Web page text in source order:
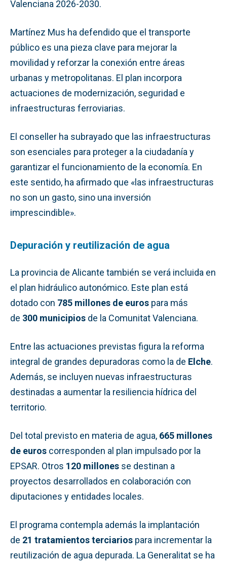
Valenciana 2026-2030.
Martínez Mus ha defendido que el transporte
público es una pieza clave para mejorar la
movilidad y reforzar la conexión entre áreas
urbanas y metropolitanas. El plan incorpora
actuaciones de modernización, seguridad e
infraestructuras ferroviarias.
El conseller ha subrayado que las infraestructuras
son esenciales para proteger a la ciudadanía y
garantizar el funcionamiento de la economía. En
este sentido, ha afirmado que «las infraestructuras
no son un gasto, sino una inversión
imprescindible».
Depuración y reutilización de agua
La provincia de Alicante también se verá incluida en
el plan hidráulico autonómico. Este plan está
dotado con 785 millones de euros para más
de 300 municipios de la Comunitat Valenciana.
Entre las actuaciones previstas figura la reforma
integral de grandes depuradoras como la de Elche.
Además, se incluyen nuevas infraestructuras
destinadas a aumentar la resiliencia hídrica del
territorio.
Del total previsto en materia de agua, 665 millones
de euros corresponden al plan impulsado por la
EPSAR. Otros 120 millones se destinan a
proyectos desarrollados en colaboración con
diputaciones y entidades locales.
El programa contempla además la implantación
de 21 tratamientos terciarios para incrementar la
reutilización de agua depurada. La Generalitat se ha